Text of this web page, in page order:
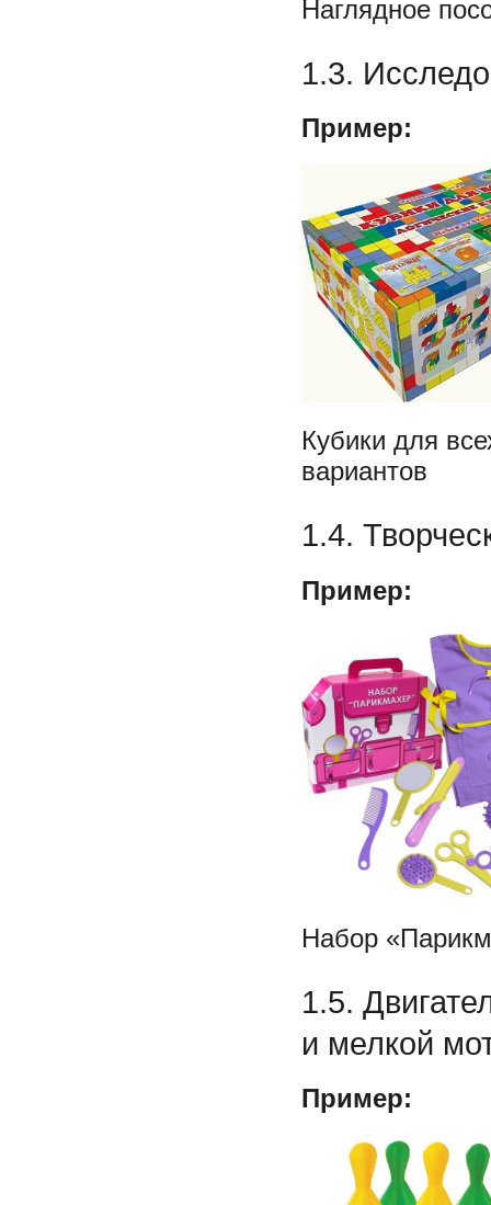
Наглядное
1.3.
Пример:
Кубики для
вариантов
1.4.
Пример:
Набор
1.5.
и мелкой
Пример: